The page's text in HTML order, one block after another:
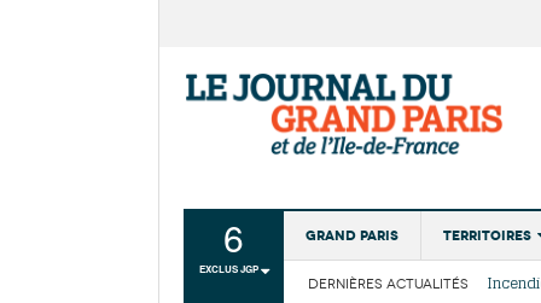
6
EXCLUS JGP
Grand Paris Territoires
DERNIÈRES ACTUALITÉS